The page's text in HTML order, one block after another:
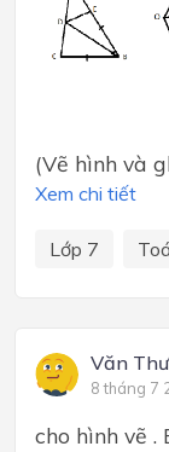
(Vẽ hình và
Xem chi tiết
Lớp 7
Văn Thư
8 tháng 7
cho hình vẽ .